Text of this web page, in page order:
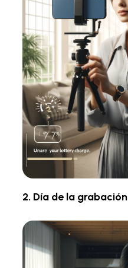
2. Día de la grabación